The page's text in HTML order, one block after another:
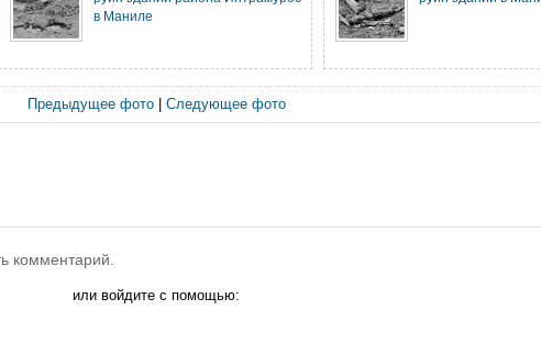
в Маниле
Предыдущее фото| Следующее фото
комментарий.
или войдите с помощью: